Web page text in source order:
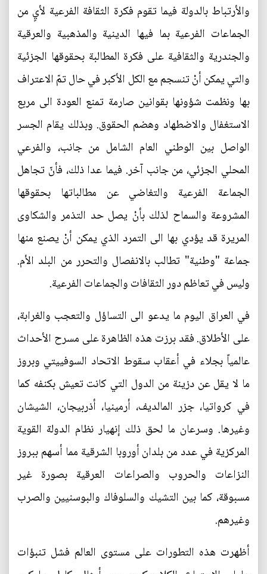
والأرتباط بالدولة فيما تقوم فكرة الثقافة الفرعية لأيٍ من
الجماعات الفرعية بما فيها الدينية والمذهبية والعرقية
والجندرية والثقافية على فكرة المطالبة بحقوقها الجزئية
والتي يمكن أنْ تنسجم مع الكل الأكبر في حال تمّ الاعتراف
بها ونظمت شؤونها بقوانين صارمة تمنع العودة الى مربع
الاستغفال والاضطهاد وهضم الحقوق. وبذلك يقام الجسر
الواصل بين الوطني العام الشامل من جانب، والفرعي
المحلي الجزئي، من جانب آخر. فيما عدا ذلك، فأنّ تجاهل
الجماعة الفرعية والتغاضي عن مطالباتها بحقوقها
المشروعة والسماح لذلك بأنْ يصل حد التذمر والشكاوى
المريرة قد يؤدي بها الى التمرد الذي يمكن أنْ يصنع منها
جماعة "وطنية" تطالب بالانفصال والتحرر من البلد الأم.
وليس في تعاظم دور الثقافات والجماعات الفرعية.
في العراق اليوم ما يدعو الى التساؤل والتعجب والغرابة،
على الأطلاق. فقد برزت هذه الظاهرة على مسرح الأحداث
عالمياً بجلاء في أعقاب سقوط الاتحاد السوفييتي وبروز
ما لا يقل عن دزينة من الدول التي كانت تعيش بكنفه كما
في كرواتيا، جزر المالديف، أرمينيا، أذربيجان، الشيشان
وغيرها. وسرعان ما لحق ذلك إنهيار نظام الدولة القوية
المركزية في عدد من بلدان أوروبا الشرقية مما أسهم ببروز
النزاعات والحروب والصراعات العرقية بصورة غير
مسبوقة، كما بين التشيك والسلوفاك والبوسنيين والصرب
وغيرهم.
أظهرت هذه التطورات على مستوى العالم فشل تنبؤات